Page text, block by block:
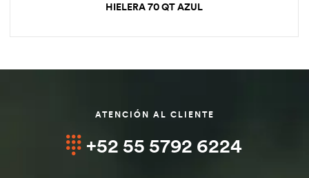
HIELERA 70 QT AZUL
ATENCIÓN AL CLIENTE
+52 55 5792 6224